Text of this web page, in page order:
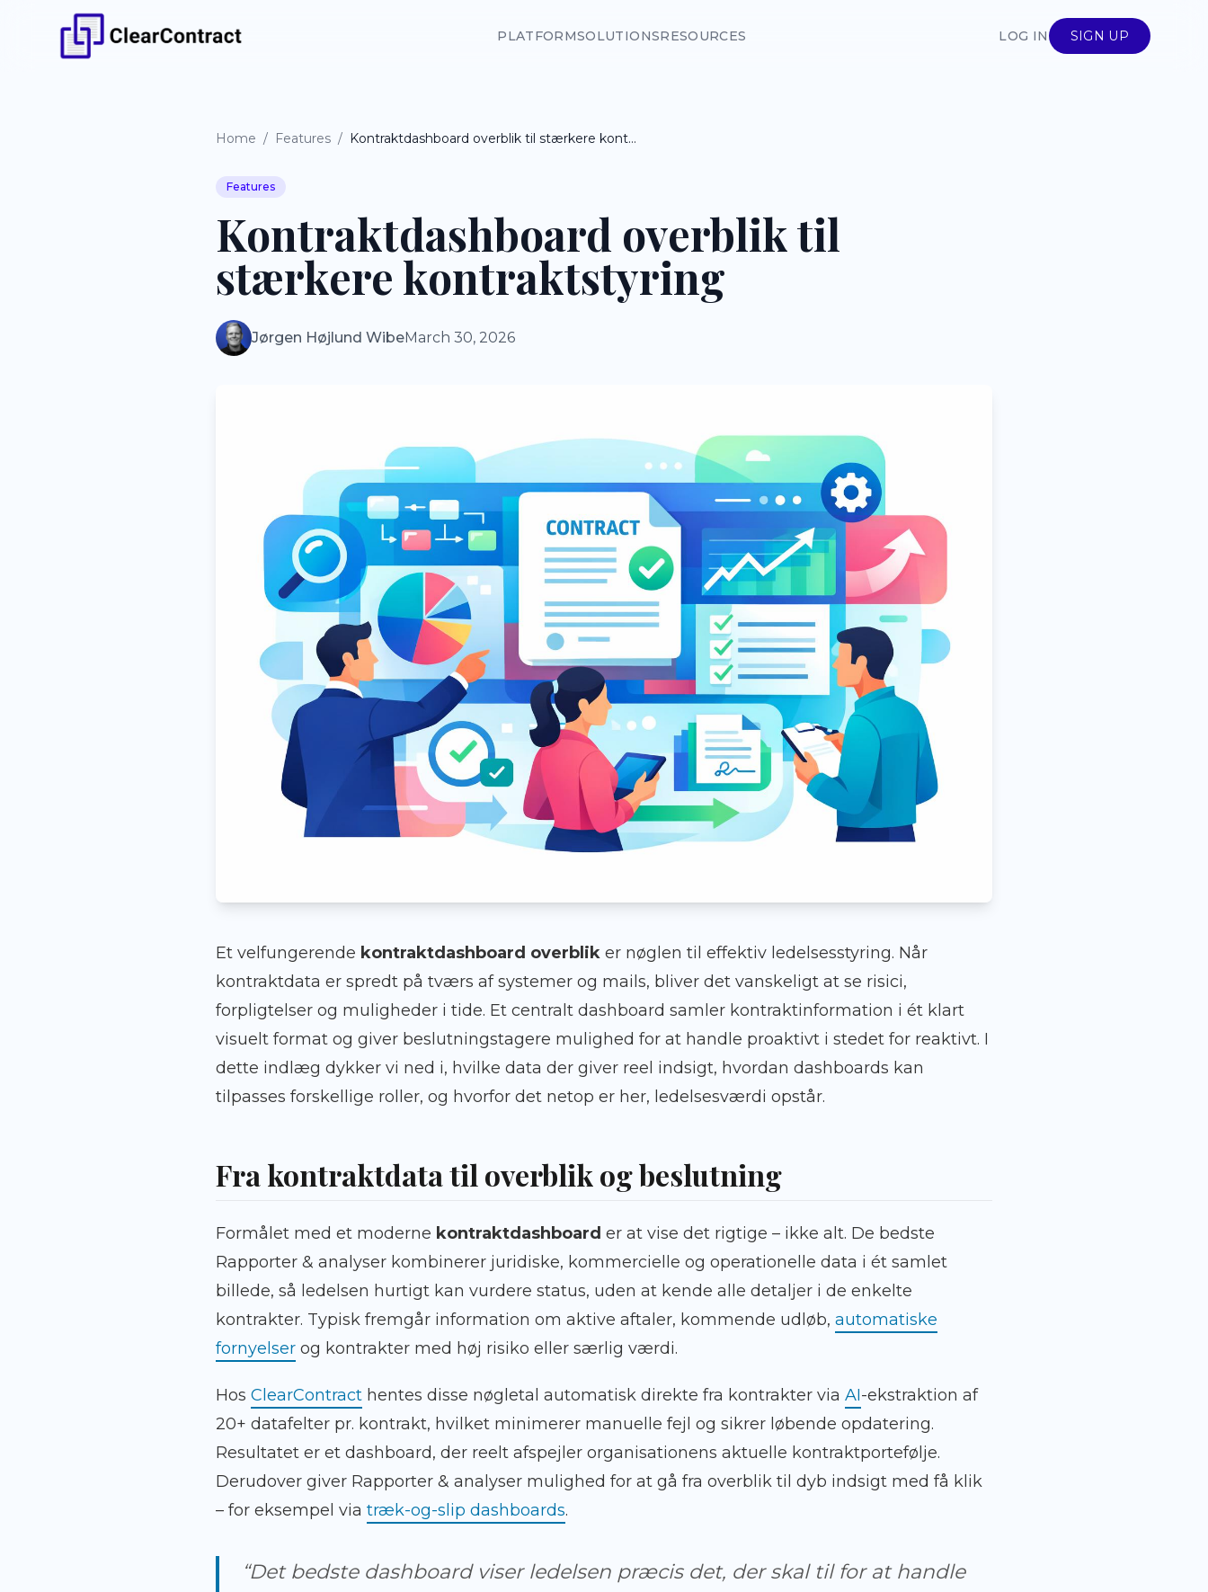
PLATFORMSOLUTIONSRESOURCES LOG IN SIGN UP
Home / Features / Kontraktdashboard overblik til stærkere kontraktstyring
Features
Kontraktdashboard overblik til
stærkere kontraktstyring
Jørgen Højlund WibeMarch 30, 2026
Et velfungerende kontraktdashboard overblik er nøglen til effektiv ledelsesstyring. Når
kontraktdata er spredt på tværs af systemer og mails, bliver det vanskeligt at se risici,
forpligtelser og muligheder i tide. Et centralt dashboard samler kontraktinformation i ét klart
visuelt format og giver beslutningstagere mulighed for at handle proaktivt i stedet for reaktivt. I
dette indlæg dykker vi ned i, hvilke data der giver reel indsigt, hvordan dashboards kan
tilpasses forskellige roller, og hvorfor det netop er her, ledelsesværdi opstår.
Fra kontraktdata til overblik og beslutning
Formålet med et moderne kontraktdashboard er at vise det rigtige – ikke alt. De bedste
Rapporter & analyser kombinerer juridiske, kommercielle og operationelle data i ét samlet
billede, så ledelsen hurtigt kan vurdere status, uden at kende alle detaljer i de enkelte
kontrakter. Typisk fremgår information om aktive aftaler, kommende udløb, automatiske
fornyelser og kontrakter med høj risiko eller særlig værdi.
Hos ClearContract hentes disse nøgletal automatisk direkte fra kontrakter via AI-ekstraktion af
20+ datafelter pr. kontrakt, hvilket minimerer manuelle fejl og sikrer løbende opdatering.
Resultatet er et dashboard, der reelt afspejler organisationens aktuelle kontraktportefølje.
Derudover giver Rapporter & analyser mulighed for at gå fra overblik til dyb indsigt med få klik
– for eksempel via træk-og-slip dashboards.
“Det bedste dashboard viser ledelsen præcis det, der skal til for at handle